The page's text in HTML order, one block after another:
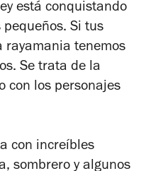
está conquistando
pequeños. Si tus
rayamania tenemos
Se trata de la
con los personajes
con increíbles
sombrero y algunos